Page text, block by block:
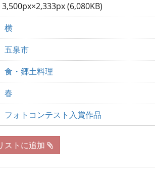
3,500px×2,333px (6,080KB)
横
五泉市
食・郷土料理
春
フォトコンテスト入賞作品
ストに追加